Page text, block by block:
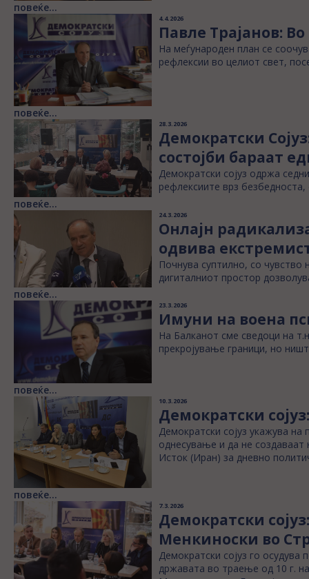
повеќе...
4.4.2026
Павле Трајанов:
На меѓународен план се
рефлексии во целиот свет,
повеќе...
28.3.2026
Демократски
состојби бараат
Демократски сојуз одржа
рефлексиите врз
повеќе...
24.3.2026
Онлајн
одвива
Почнува суптилно, со чувство
дигиталниот простор
повеќе...
23.3.2026
Имуни на воена
На Балканот сме сведоци на
прекројување граници, но
повеќе...
10.3.2026
Демократски
Демократски сојуз укажува
однесување и да не создаваат
Исток (Иран) за дневно
повеќе...
7.3.2026
Демократски
Менкиноски во
Демократски сојуз го
државата во траење од 10 г.